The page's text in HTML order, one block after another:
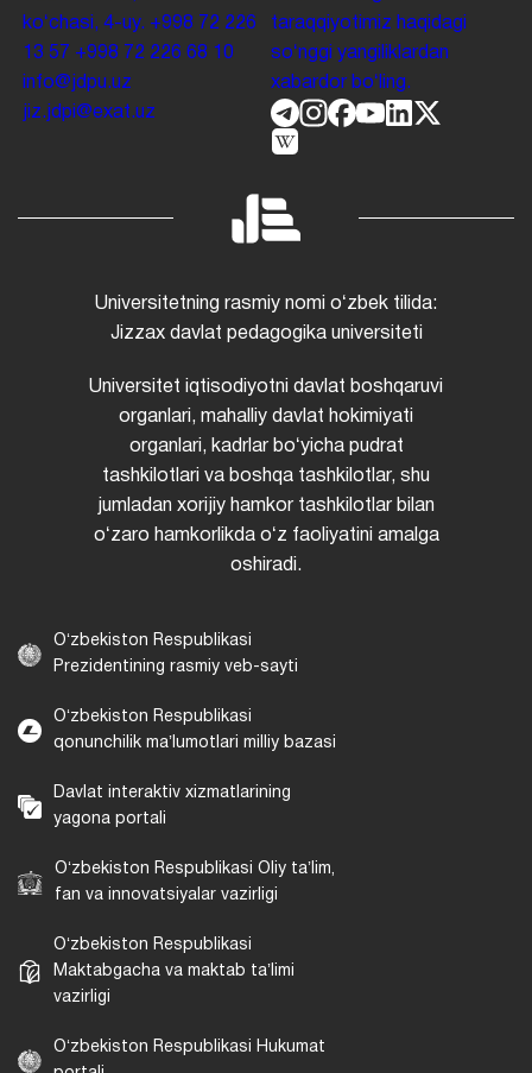
koʻchasi, 4-uy. +998 72 226
13 57 +998 72 226 68 10
info@jdpu.uz
jiz.jdpi@exat.uz
taraqqiyotimiz haqidagi
soʻnggi yangiliklardan
xabardor boʻling.
Universitetning rasmiy nomi oʻzbek tilida:
Jizzax davlat pedagogika universiteti
Universitet iqtisodiyotni davlat boshqaruvi
organlari, mahalliy davlat hokimiyati
organlari, kadrlar boʻyicha pudrat
tashkilotlari va boshqa tashkilotlar, shu
jumladan xorijiy hamkor tashkilotlar bilan
oʻzaro hamkorlikda oʻz faoliyatini amalga
oshiradi.
Oʻzbekiston Respublikasi
Prezidentining rasmiy veb-sayti
Oʻzbekiston Respublikasi
qonunchilik maʼlumotlari milliy bazasi
Davlat interaktiv xizmatlarining
yagona portali
Oʻzbekiston Respublikasi Oliy taʼlim,
fan va innovatsiyalar vazirligi
Oʻzbekiston Respublikasi
Maktabgacha va maktab taʼlimi
vazirligi
Oʻzbekiston Respublikasi Hukumat